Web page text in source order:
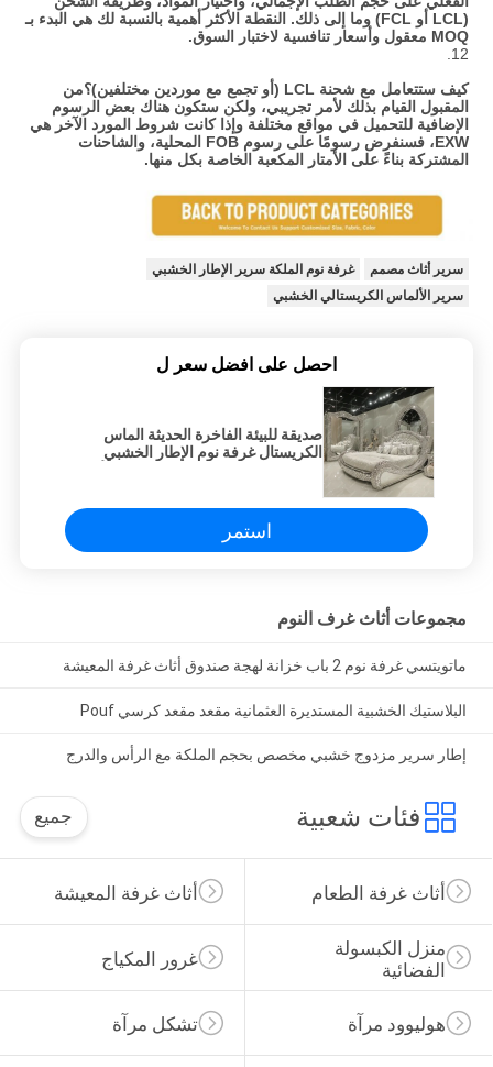
(LCL أو FCL) وما إلى ذلك. النقطة الأكثر أهمية بالنسبة لك هي البدء بـ
MOQ معقول وأسعار تنافسية لاختبار السوق.
12.
كيف ستتعامل مع شحنة LCL (أو تجمع مع موردين مختلفين)؟
المشتركة بناءً على الأمتار المكعبة الخاصة بكل منها.
سرير أثاث مصمم
غرفة نوم الملكة سرير الإطار الخشبي
سرير الألماس الكريستالي الخشبي
احصل على افضل سعر ل
صديقة للبيئة الفاخرة الحديثة الماس
الكريستال غرفة نوم الإطار الخشبي
استمر
مجموعات أثاث غرف النوم
ماتويتسي غرفة نوم 2 باب خزانة لهجة صندوق أثاث غرفة المعيشة
البلاستيك الخشبية المستديرة العثمانية مقعد مقعد كرسي Pouf
إطار سرير مزدوج خشبي مخصص بحجم الملكة مع الرأس والدرج
فئات شعبية جميع
أثاث غرفة المعيشة أثاث غرفة الطعام
غرور المكياج
منزل الكبسولة
الفضائية
تشكل مرآة هوليوود مرآة